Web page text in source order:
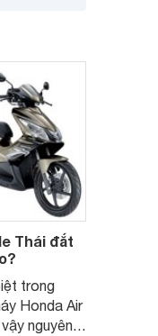
Thái đắt
trong
Honda Air
nguyên